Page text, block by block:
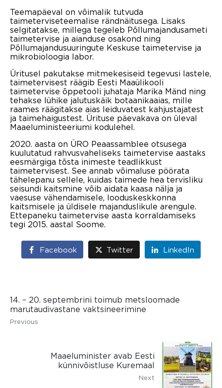
Teemapäeval on võimalik tutvuda
taimeterviseteemalise rändnäitusega. Lisaks
selgitatakse, millega tegeleb Põllumajandusameti
taimetervise ja aianduse osakond ning
Põllumajandusuuringute Keskuse taimetervise ja
mikrobioloogia labor.
Üritusel pakutakse mitmekesiseid tegevusi lastele,
taimetervisest räägib Eesti Maaülikooli
taimetervise õppetooli juhataja Marika Mänd ning
tehakse lühike jalutuskäik botaanikaaias, mille
raames räägitakse aias leiduvatest kahjustajatest
ja taimehaigustest. Ürituse päevakava on üleval
Maaeluministeeriumi kodulehel.
2020. aasta on ÜRO Peaassamblee otsusega
kuulutatud rahvusvaheliseks taimetervise aastaks
eesmärgiga tõsta inimeste teadlikkust
taimetervisest. See annab võimaluse pöörata
tähelepanu sellele, kuidas taimede hea tervisliku
seisundi kaitsmine võib aidata kaasa nälja ja
vaesuse vähendamisele, looduskeskkonna
kaitsmisele ja üldisele majanduslikule arengule.
Ettepaneku taimetervise aasta korraldamiseks
tegi 2015. aastal Soome.
Facebook Twitter LinkedIn
14. – 20. septembrini toimub metsloomade
marutaudivastane vaktsineerimine
Previous
Maaeluminister avab Eesti
künnivõistluse Kuremaal
Next